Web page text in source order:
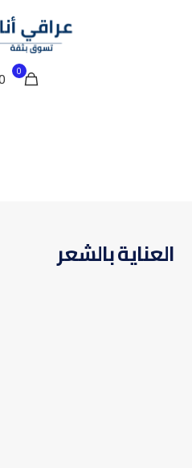
0
0
العناية بالشعر